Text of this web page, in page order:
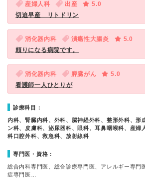
産婦人科 出産
5.0
切迫早産 リトドリン
消化器内科 潰瘍性大腸炎
5.0
頼りになる病院です。
消化器内科 膵臓がん
5.0
看護師一人ひとりが
診療科目：
内科、腎臓内科、外科、脳神経外科、整形外科、形
ン科、皮膚科、泌尿器科、眼科、耳鼻咽喉科、産婦
科口腔外科、救急科、放射線科
専門医・資格：
総合内科専門医、総合診療専門医、アレルギー専門
症専門医…